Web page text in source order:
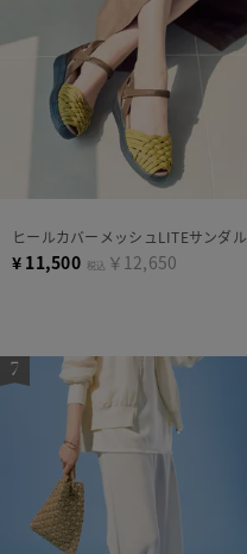
ヒールカバーメッシュLITEサンダル
¥ 11,500 税込 ￥12,650